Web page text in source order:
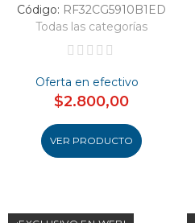
Código: RF32CG5910B1ED
Todas las categorías
Oferta en efectivo
$2.800,00
VER PRODUCTO